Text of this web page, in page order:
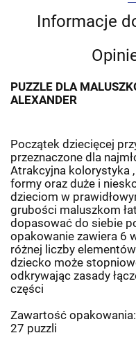
Informacje
PUZZLE DLA
ALEXANDER
Początek dziecięcej
przeznaczone dla
Atrakcyjna kolorystyka
formy oraz duże i
dzieciom w
grubości maluszkom
dopasować do siebie
opakowanie zawiera 6
różnej liczby
dziecko może
odkrywając zasady
części
Zawartość opakowania:
27 puzzli